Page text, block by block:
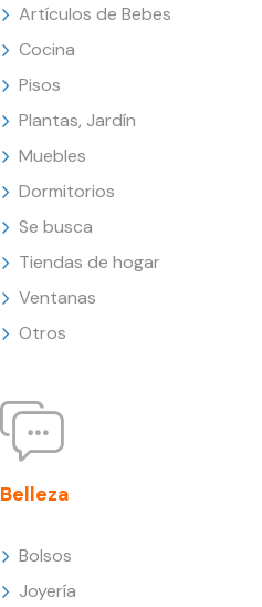
Artículos de Bebes
Cocina
Pisos
Plantas, Jardín
Muebles
Dormitorios
Se busca
Tiendas de hogar
Ventanas
Otros
Belleza
Bolsos
Joyería